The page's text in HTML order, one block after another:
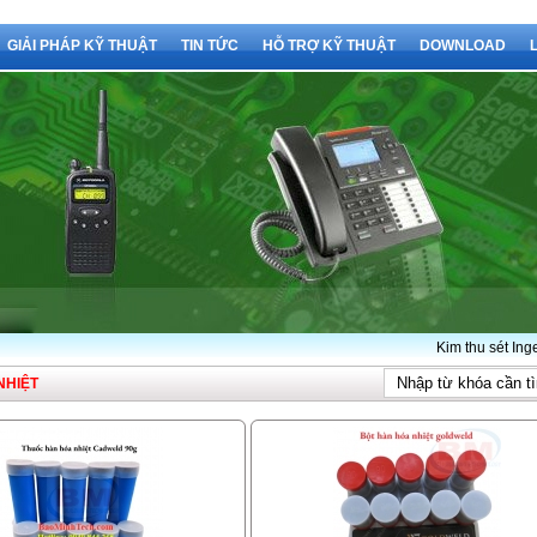
GIẢI PHÁP KỸ THUẬT TIN TỨC HỖ TRỢ KỸ THUẬT DOWNLOAD
Kim thu sét Ingesco